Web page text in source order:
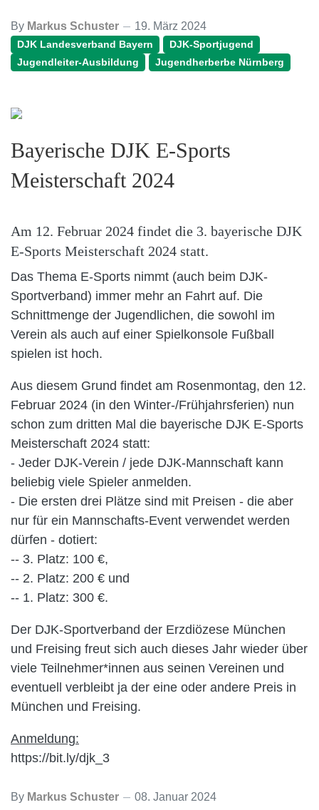
By Markus Schuster 19. März 2024
DJK Landesverband Bayern
DJK-Sportjugend
Jugendleiter-Ausbildung
Jugendherberbe Nürnberg
Bayerische DJK E-Sports
Meisterschaft 2024
Am 12. Februar 2024 findet die 3. bayerische DJK
E-Sports Meisterschaft 2024 statt.
Das Thema E-Sports nimmt (auch beim DJK-
Sportverband) immer mehr an Fahrt auf. Die
Schnittmenge der Jugendlichen, die sowohl im
Verein als auch auf einer Spielkonsole Fußball
spielen ist hoch.
Aus diesem Grund findet am Rosenmontag, den 12.
Februar 2024 (in den Winter-/Frühjahrsferien) nun
schon zum dritten Mal die bayerische DJK E-Sports
Meisterschaft 2024 statt:
- Jeder DJK-Verein / jede DJK-Mannschaft kann
beliebig viele Spieler anmelden.
- Die ersten drei Plätze sind mit Preisen - die aber
nur für ein Mannschafts-Event verwendet werden
dürfen - dotiert:
-- 3. Platz: 100 €,
-- 2. Platz: 200 € und
-- 1. Platz: 300 €.
Der DJK-Sportverband der Erzdiözese München
und Freising freut sich auch dieses Jahr wieder über
viele Teilnehmer*innen aus seinen Vereinen und
eventuell verbleibt ja der eine oder andere Preis in
München und Freising.
Anmeldung:
https://bit.ly/djk_3
By Markus Schuster 08. Januar 2024